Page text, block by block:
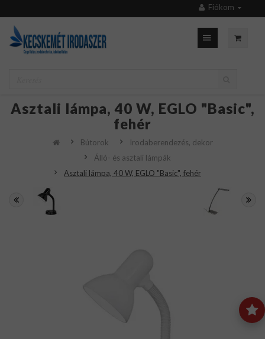
Fiókom
Asztali lámpa, 40 W, EGLO "Basic",
fehér
Bútorok
Irodaberendezés, dekor
Álló- és asztali lámpák
Asztali lámpa, 40 W, EGLO "Basic", fehér